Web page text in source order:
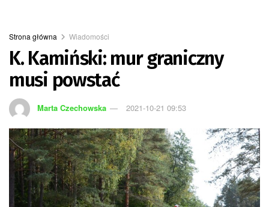
Strona główna Wiadomości
K. Kamiński: mur graniczny
musi powstać
Marta Czechowska 2021-10-21 09:53